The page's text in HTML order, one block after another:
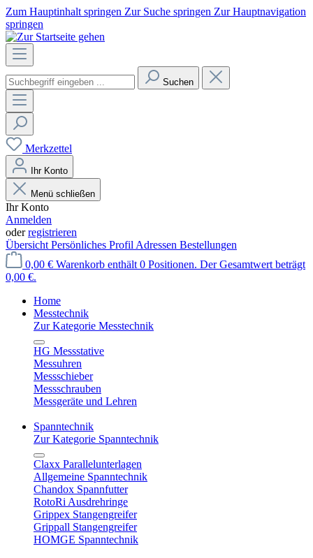
Zum Hauptinhalt springen Zur Suche springen Zur Hauptnavigation
springen
Suchen
Merkzettel
Ihr Konto
Menü schließen
Ihr Konto
Anmelden
oderregistrieren
Übersicht Persönliches Profil Adressen Bestellungen
0,00 € Warenkorb enthält 0 Positionen. Der Gesamtwert beträgt
0,00 €.
Home
Messtechnik
Zur Kategorie Messtechnik
HG Messstative
Messuhren
Messschieber
Messschrauben
Messgeräte und Lehren
Spanntechnik
Zur Kategorie Spanntechnik
Claxx Parallelunterlagen
Allgemeine Spanntechnik
Chandox Spannfutter
RotoRi Ausdrehringe
Grippex Stangengreifer
Grippall Stangengreifer
HOMGE Spanntechnik